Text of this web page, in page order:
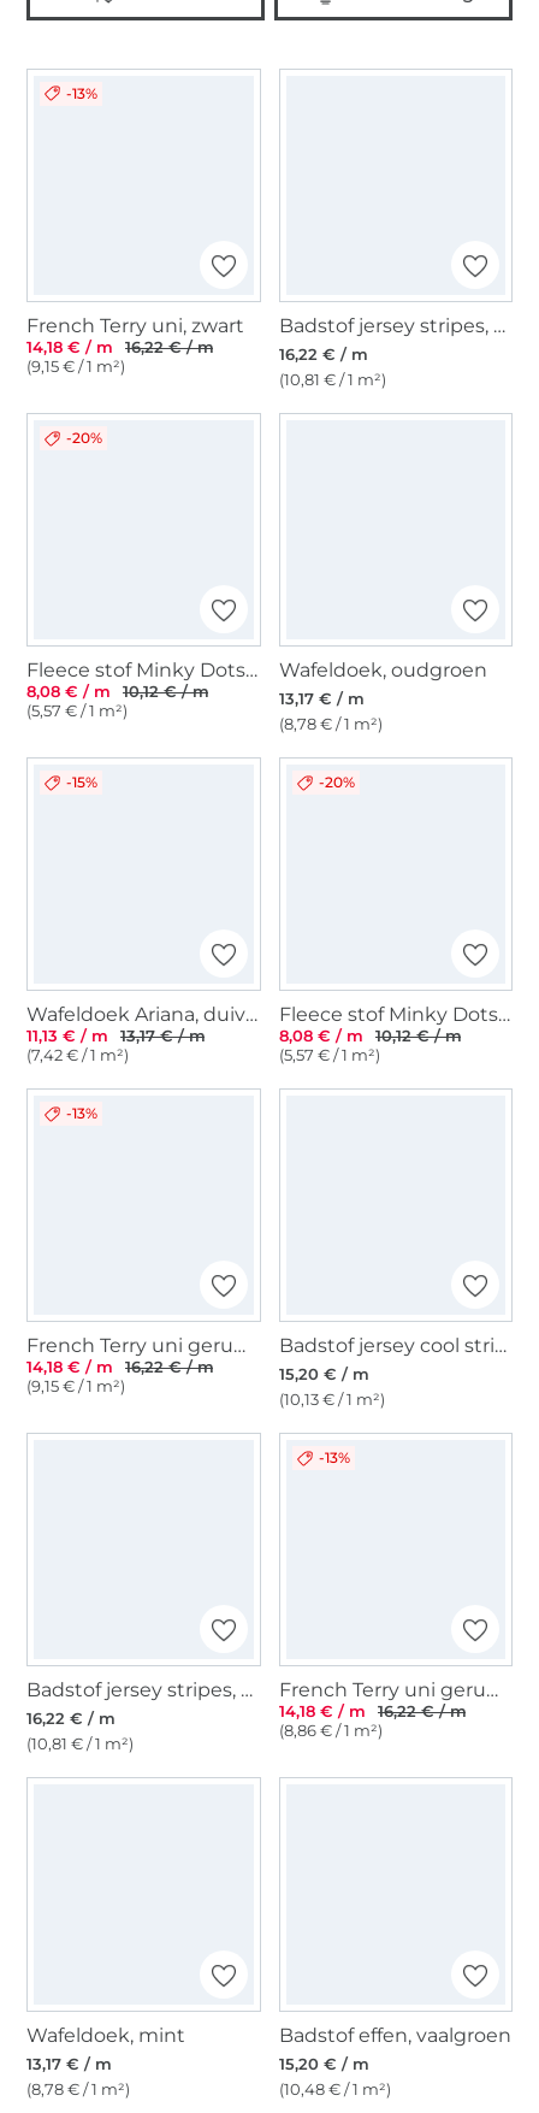
-13%
French Terry uni, zwart
14,18 € / m
16,22 € / m
(9,15 € / 1 m²)
Badstof jersey stripes, blauwpaars
16,22 € / m
(10,81 € / 1 m²)
-20%
Fleece stof Minky Dots, oudroze
8,08 € / m
10,12 € / m
(5,57 € / 1 m²)
Wafeldoek, oudgroen
13,17 € / m
(8,78 € / 1 m²)
-15%
Wafeldoek Ariana, duivenblauw
11,13 € / m
13,17 € / m
(7,42 € / 1 m²)
-20%
Fleece stof Minky Dots, licht mintgroen
8,08 € / m
10,12 € / m
(5,57 € / 1 m²)
-13%
French Terry uni geruwd, zwart
14,18 € / m
16,22 € / m
(9,15 € / 1 m²)
Badstof jersey cool stripes, blauw
15,20 € / m
(10,13 € / 1 m²)
Badstof jersey stripes, grijsblauw
16,22 € / m
(10,81 € / 1 m²)
-13%
French Terry uni geruwd, beige
14,18 € / m
16,22 € / m
(8,86 € / 1 m²)
Wafeldoek, mint
13,17 € / m
(8,78 € / 1 m²)
Badstof effen, vaalgroen
15,20 € / m
(10,48 € / 1 m²)